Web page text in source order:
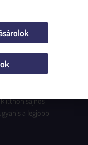
Messzi
itthon sajnos
a legjobb